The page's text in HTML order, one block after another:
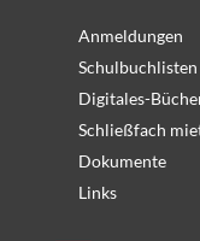
Anmeldungen
Schulbuchlisten
Digitales-
Schließfach
Dokumente
Links